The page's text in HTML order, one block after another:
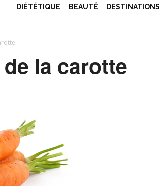
Bulle
DIÉTÉTIQUE BEAUTÉ DESTINATIONS
la carotte